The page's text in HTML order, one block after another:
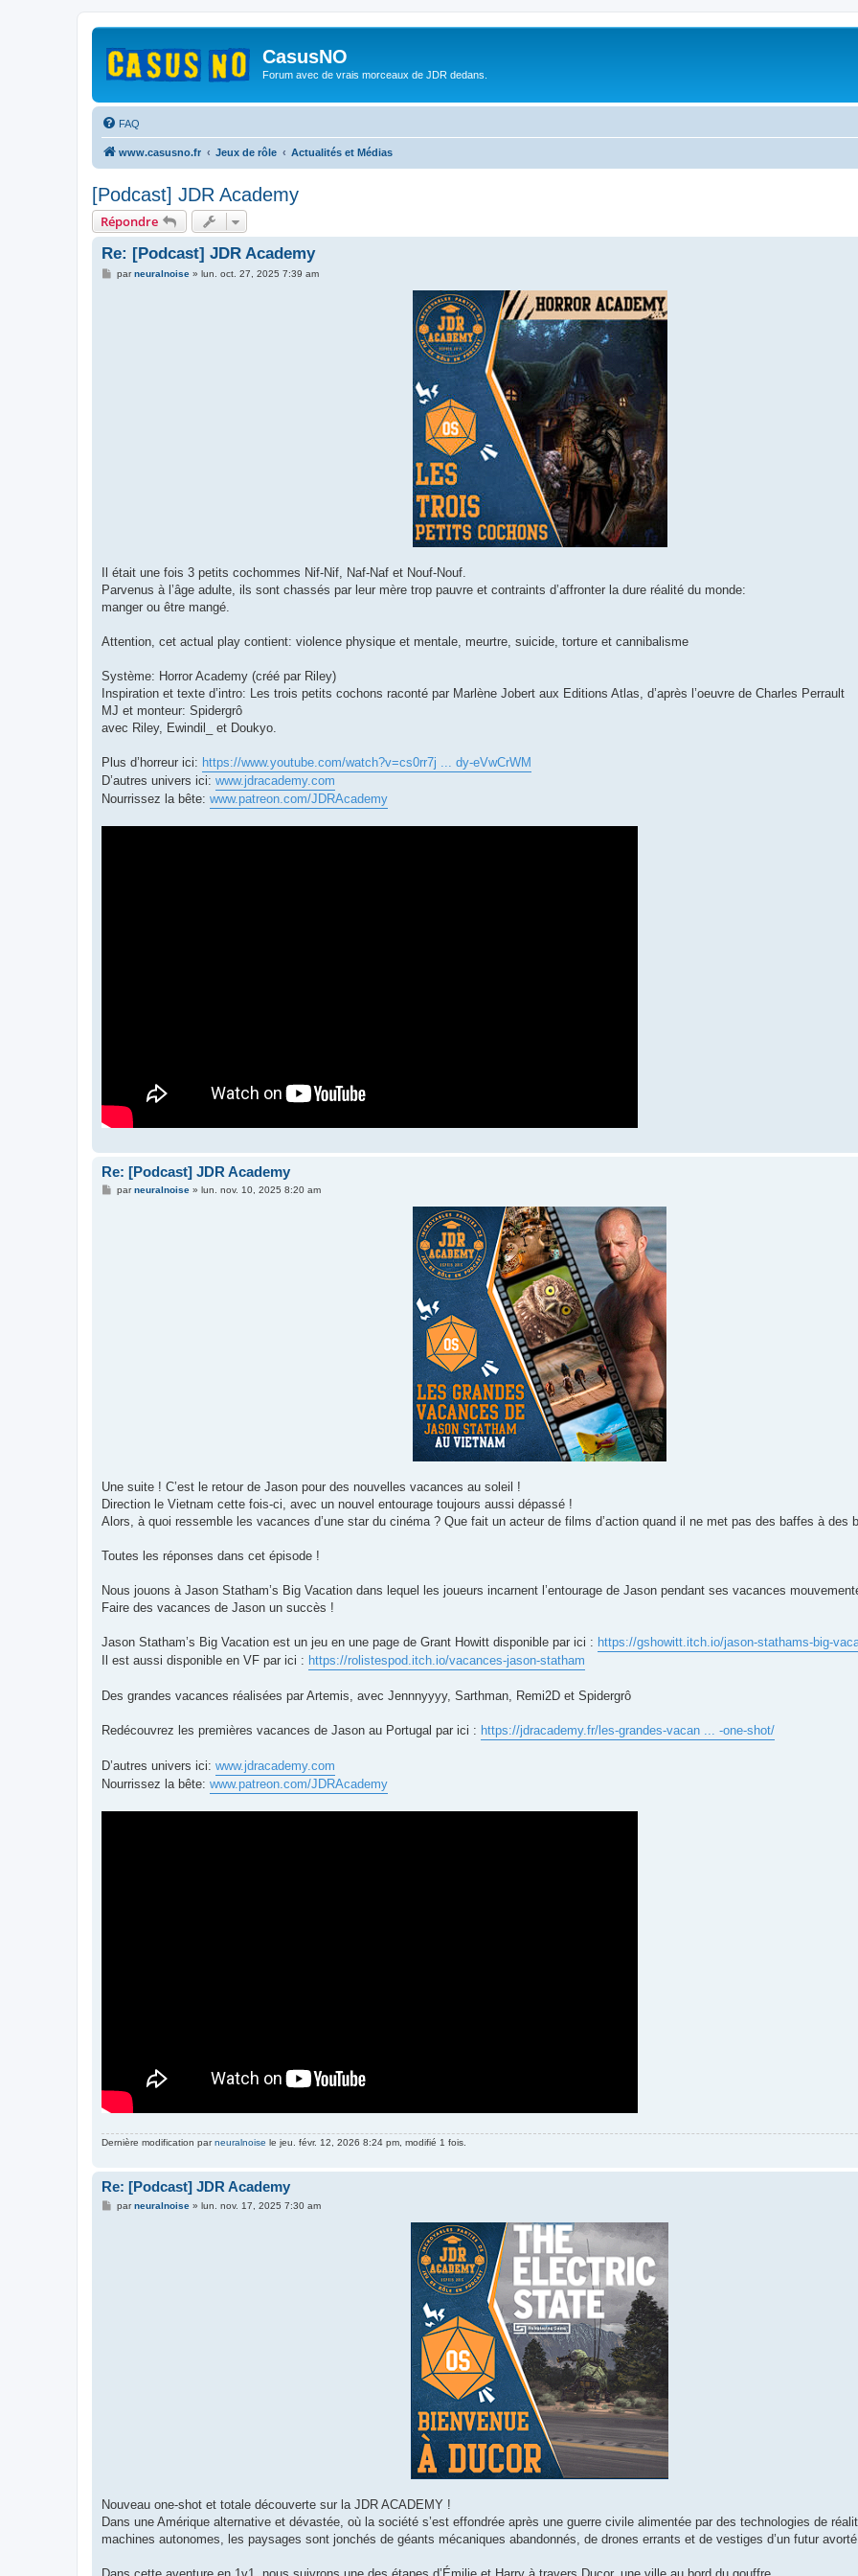
CasusNO
Forum avec de vrais morceaux de JDR dedans.
FAQ
www.casusno.fr Jeux de rôle Actualités et Médias
[Podcast] JDR Academy
Répondre
Re: [Podcast] JDR Academy
Mparneuralnoise» lun. oct. 27, 2025 7:39 am
Il était une fois 3 petits cochommes Nif-Nif, Naf-Naf et Nouf-Nouf.
Parvenus à l’âge adulte, ils sont chassés par leur mère trop pauvre et contraints d’affronter la dure réalité du monde:
manger ou être mangé.
Attention, cet actual play contient: violence physique et mentale, meurtre, suicide, torture et cannibalisme
Système: Horror Academy (créé par Riley)
Inspiration et texte d’intro: Les trois petits cochons raconté par Marlène Jobert aux Editions Atlas, d’après l’oeuvre de Charles Perrault
MJ et monteur: Spidergrô
avec Riley, Ewindil_ et Doukyo.
Plus d’horreur ici: https://www.youtube.com/watch?v=cs0rr7j ... dy-eVwCrWM
D’autres univers ici: www.jdracademy.com
Nourrissez la bête: www.patreon.com/JDRAcademy
Re: [Podcast] JDR Academy
Mparneuralnoise» lun. nov. 10, 2025 8:20 am
Une suite ! C’est le retour de Jason pour des nouvelles vacances au soleil !
Direction le Vietnam cette fois-ci, avec un nouvel entourage toujours aussi dépassé !
Alors, à quoi ressemble les vacances d’une star du cinéma ? Que fait un acteur de films d’action quand il ne met pas des baffes à des
Toutes les réponses dans cet épisode !
Nous jouons à Jason Statham’s Big Vacation dans lequel les joueurs incarnent l’entourage de Jason pendant ses vacances
Faire des vacances de Jason un succès !
Jason Statham’s Big Vacation est un jeu en une page de Grant Howitt disponible par ici : https://gshowitt.itch.io/jason-stathams-big-
Il est aussi disponible en VF par ici : https://rolistespod.itch.io/vacances-jason-statham
Des grandes vacances réalisées par Artemis, avec Jennnyyyy, Sarthman, Remi2D et Spidergrô
Redécouvrez les premières vacances de Jason au Portugal par ici : https://jdracademy.fr/les-grandes-vacan ... -one-shot/
D’autres univers ici: www.jdracademy.com
Nourrissez la bête: www.patreon.com/JDRAcademy
Dernière modification parneuralnoise le jeu. févr. 12, 2026 8:24 pm, modifié 1 fois.
Re: [Podcast] JDR Academy
Mparneuralnoise» lun. nov. 17, 2025 7:30 am
Nouveau one-shot et totale découverte sur la JDR ACADEMY !
Dans une Amérique alternative et dévastée, où la société s’est effondrée après une guerre civile alimentée par des technologies de
machines autonomes, les paysages sont jonchés de géants mécaniques abandonnés, de drones errants et de vestiges d’un futur avorté.